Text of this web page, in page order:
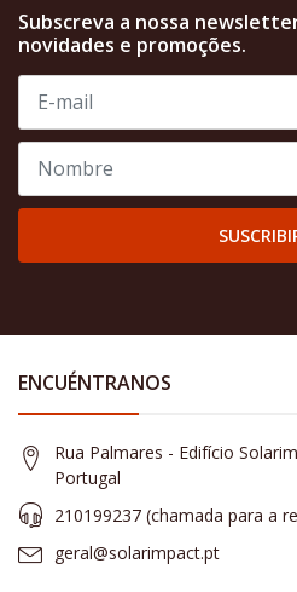
Subscreva a nossa
novidades e promoções.
ENCUÉNTRANOS
Rua Palmares - Edifício
Portugal
210199237 (​chamada para a
geral@solarimpact.pt